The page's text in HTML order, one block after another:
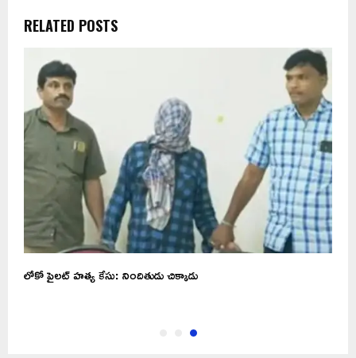
RELATED POSTS
లోకో పైలట్ హత్య కేసు: నిందితుడు చిక్కాడు